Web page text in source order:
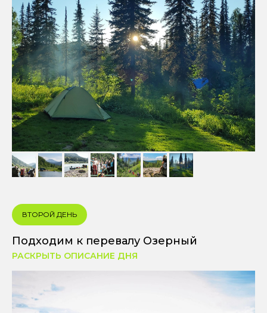
ВТОРОЙ ДЕНЬ
Подходим к перевалу Озерный
РАСКРЫТЬ ОПИСАНИЕ ДНЯ